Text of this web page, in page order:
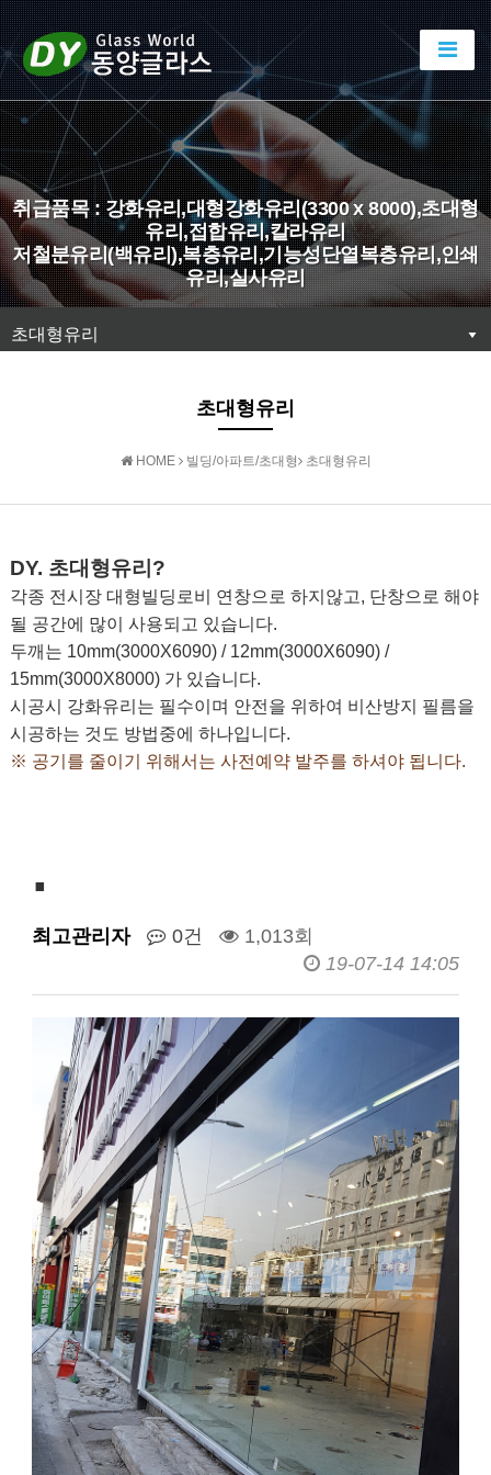
취급품목 : 강화유리,대형강화유리(3300 x 8000),초대형
유리,접합유리,칼라유리
저철분유리(백유리),복층유리,기능성단열복층유리,인쇄
유리,실사유리
초대형유리
초대형유리
HOME 빌딩/아파트/초대형 초대형유리
DY. 초대형유리?
각종 전시장 대형빌딩로비 연창으로 하지않고, 단창으로 해야
될 공간에 많이 사용되고 있습니다.
두깨는 10mm(3000X6090) / 12mm(3000X6090) /
15mm(3000X8000) 가 있습니다.
시공시 강화유리는 필수이며 안전을 위하여 비산방지 필름을
시공하는 것도 방법중에 하나입니다.
※ 공기를 줄이기 위해서는 사전예약 발주를 하셔야 됩니다.
.
최고관리자 0건
1,013회
19-07-14 14:05